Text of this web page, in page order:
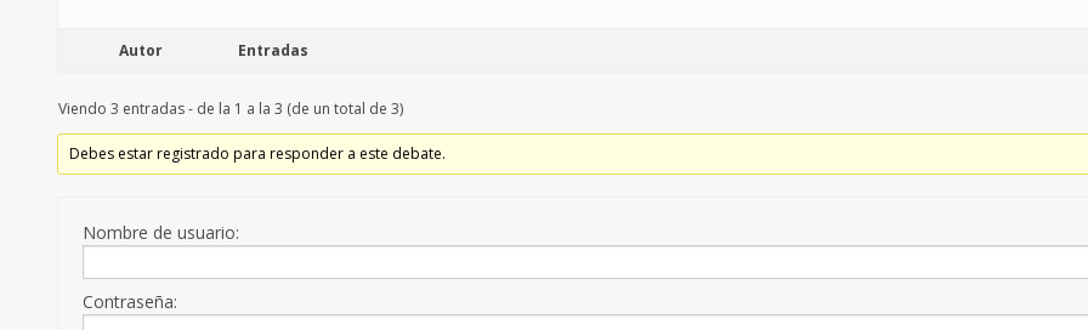
Autor Entradas
Viendo 3 entradas - de la 1 a la 3 (de un total de 3)
Debes estar registrado para responder a este debate.
Nombre de usuario:
Contraseña: